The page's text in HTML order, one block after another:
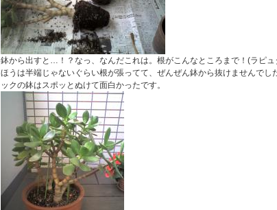
鉢から出すと…！？なっ、なんだこれは。根がこんなところまで！(ラピ
ほうは半端じゃないぐらい根が張ってて、ぜんぜん鉢から抜けませんでし
ックの鉢はスポッとぬけて面白かったです。